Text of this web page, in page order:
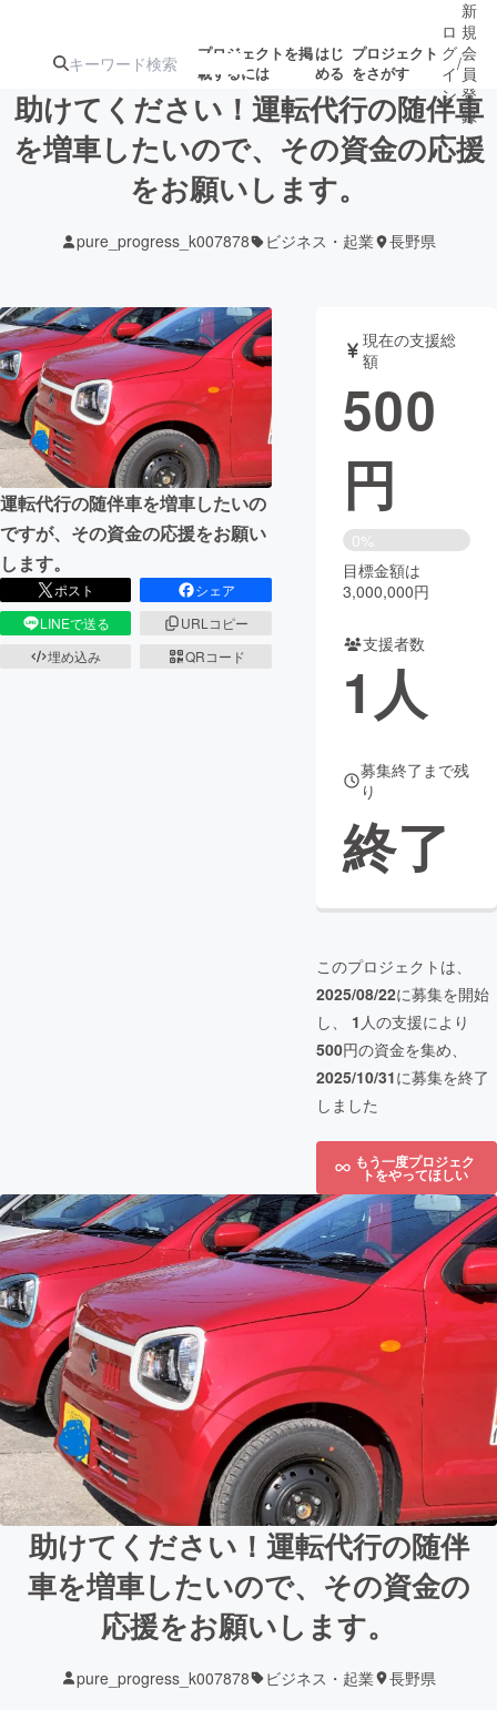
プロジェクトを掲
載するには
はじ
める
プロジェクト
をさがす
注目のリ 注目の新着プロ
ジェクト
募集終了が近いプ
ロジェクト
テクノロジー・ガジェット
映像・映画 書籍・雑誌
ビジネス・起業
まちづくり・地域活性化
CAMPFIRE for Social Good CAMPFIRE Creation
CAMPFIREふるさと納税
コミュニティ
ロ
グ
イ
ン
/
新
規
会
員
登
録
助けてください！運転代行の随伴車
を増車したいので、その資金の応援
をお願いします。
pure_progress_k007878 ビジネス・起業 長野県
運転代行の随伴車を増車したいの
ですが、その資金の応援をお願い
します。
ポスト
シェア
LINEで送る
URLコピー
埋め込み
QRコード
現在の支援総
額
500
円
0%
目標金額は
3,000,000円
支援者数
1人
募集終了まで残
り
終了
このプロジェクトは、
2025/08/22に募集を開始
し、 1 人の支援により
500円の資金を集め、
2025/10/31に募集を終了
しました
もう一度プロジェク
トをやってほしい
助けてください！運転代行の随伴
車を増車したいので、その資金の
応援をお願いします。
pure_progress_k007878 ビジネス・起業 長野県